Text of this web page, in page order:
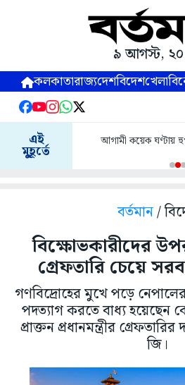
৯ আগস্ট,
কলকাতারাজ্যদেশবিদেশখেলা
এই
মুহূর্তে
আগামী কয়েক ঘণ্টায়
বর্তমান/
বিক্ষোভকারীদের
গ্রেফতারি চেয়ে
গণবিদ্রোহের মুখে পড়ে নেপালের
পদত্যাগ করতে বাধ্য হয়েছেন
প্রাক্তন প্রধানমন্ত্রীর
জি।